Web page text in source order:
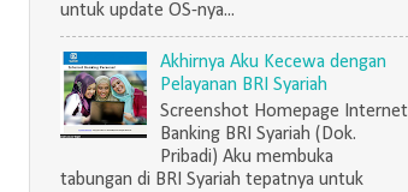
untuk update OS-nya...
Akhirnya Aku Kecewa dengan
Pelayanan BRI Syariah
Screenshot Homepage Internet
Banking BRI Syariah (Dok.
Pribadi) Aku membuka
tabungan di BRI Syariah tepatnya untuk